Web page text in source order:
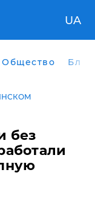
UA
Общество
без